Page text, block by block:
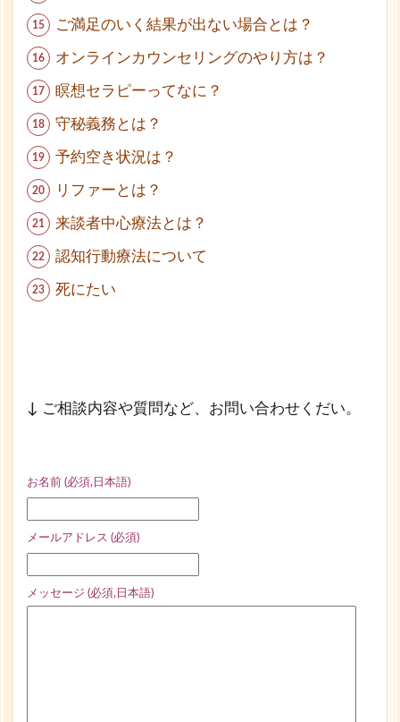
ご満足のいく結果が出ない場合とは？
オンラインカウンセリングのやり方は？
瞑想セラピーってなに？
守秘義務とは？
予約空き状況は？
リファーとは？
来談者中心療法とは？
認知行動療法について
死にたい
↓ ご相談内容や質問など、お問い合わせくだい。
お名前 (必須,日本語)
メールアドレス (必須)
メッセージ (必須,日本語)